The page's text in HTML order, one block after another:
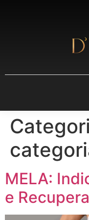
MELA:
e